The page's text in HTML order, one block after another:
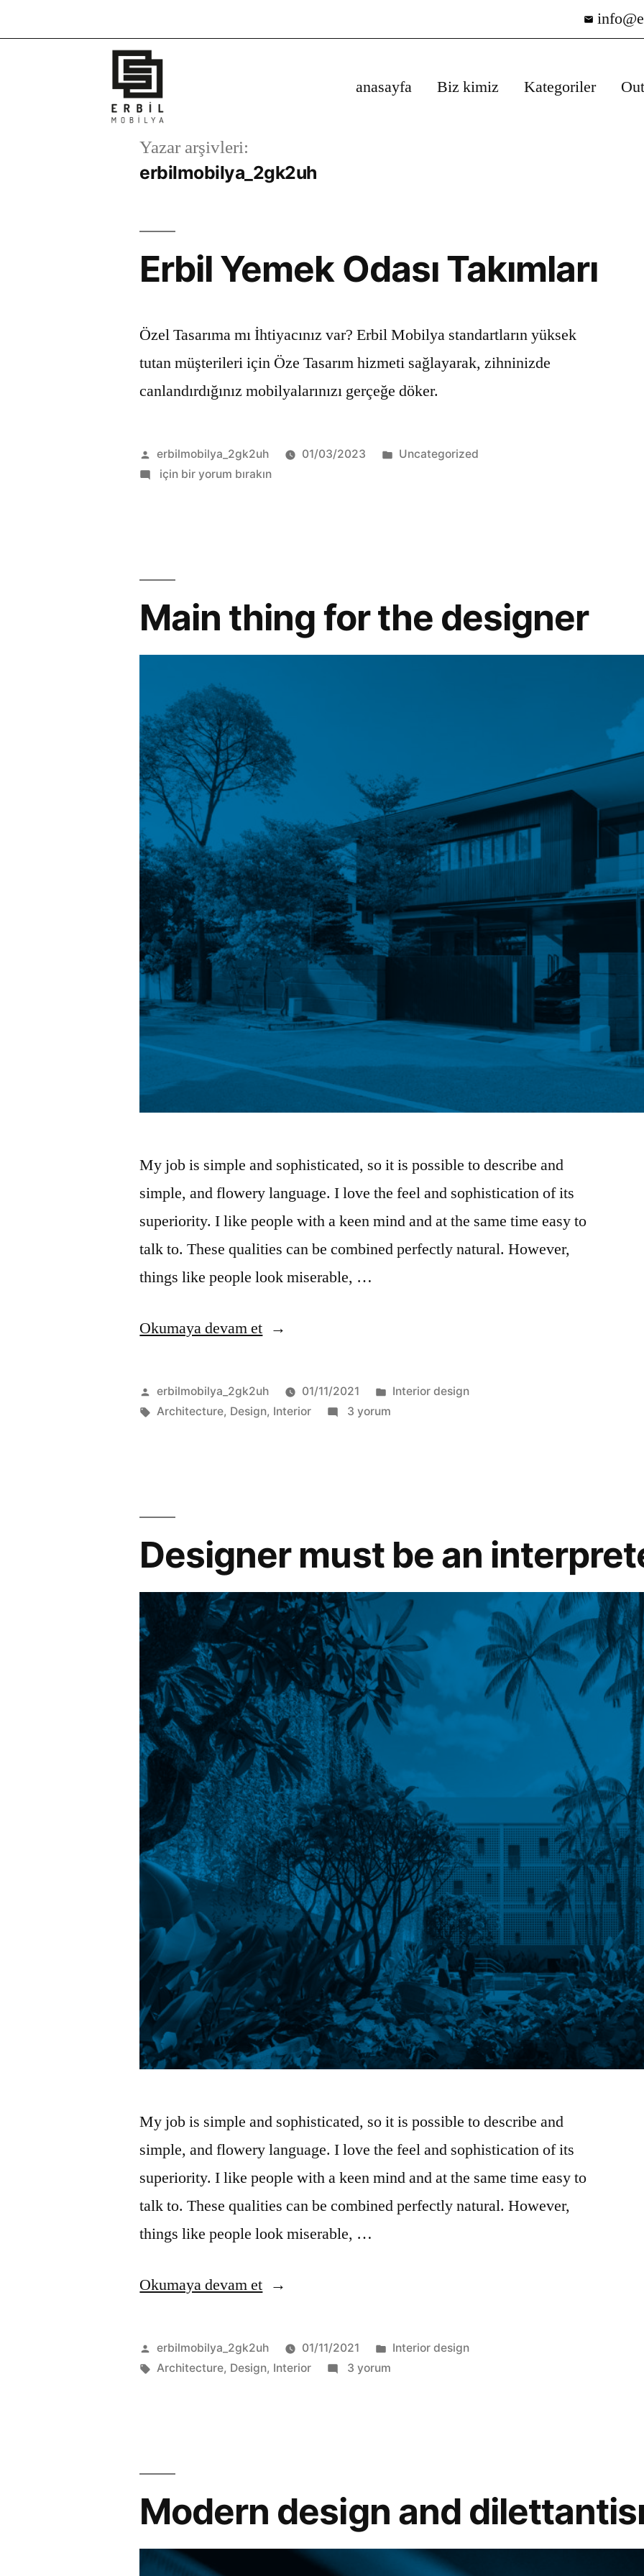
anasayfa Biz kimiz Kategoriler
Yazar arşivleri:
erbilmobilya_2gk2uh
Erbil Yemek Odası Takımları
Özel Tasarıma mı İhtiyacınız var? Erbil Mobilya standartların yüksek
tutan müşterileri için Öze Tasarım hizmeti sağlayarak, zihninizde
canlandırdığınız mobilyalarınızı gerçeğe döker.
erbilmobilya_2gk2uh 01/03/2023
Uncategorized
için bir yorum bırakın
Main thing for the designer
My job is simple and sophisticated, so it is possible to describe and
simple, and flowery language. I love the feel and sophistication of its
superiority. I like people with a keen mind and at the same time easy to
talk to. These qualities can be combined perfectly natural. However,
things like people look miserable, …
Okumaya devam et
erbilmobilya_2gk2uh 01/11/2021
Interior design
Architecture, Design, Interior 3 yorum
Designer must be an
My job is simple and sophisticated, so it is possible to describe and
simple, and flowery language. I love the feel and sophistication of its
superiority. I like people with a keen mind and at the same time easy to
talk to. These qualities can be combined perfectly natural. However,
things like people look miserable, …
Okumaya devam et
erbilmobilya_2gk2uh 01/11/2021
Interior design
Architecture, Design, Interior 3 yorum
Modern design and